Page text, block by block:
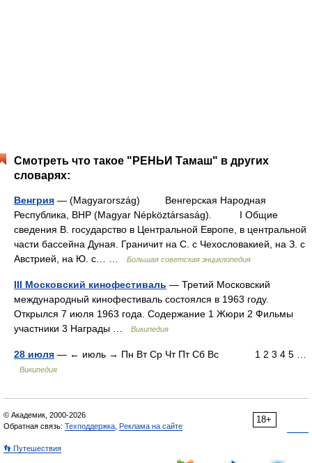
Смотреть что такое "РЕНЬИ Тамаш" в других
словарях:
Венгрия — (Magyarország) Венгерская Народная
Республика, ВНР (Magyar Népköztársaság). I Общие
сведения В. государство в Центральной Европе, в центральной
части бассейна Дуная. Граничит на С. с Чехословакией, на З. с
Австрией, на Ю. с… …
Большая советская энциклопедия
III Московский кинофестиваль — Третий Московский
международный кинофестиваль состоялся в 1963 году.
Открылся 7 июля 1963 года. Содержание 1 Жюри 2 Фильмы
участники 3 Награды …
Википедия
28 июля — ← июль → Пн Вт Ср Чт Пт Сб Вс 1 2 3 4 5 …
Википедия
18+
© Академик, 2000-2026
Обратная связь: Техподдержка Реклама на сайте
👣 Путешествия